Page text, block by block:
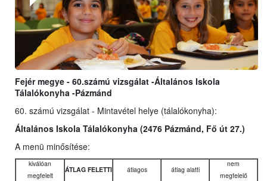
Fejér megye - 60.számú vizsgálat -Általános Iskola
Tálalókonyha -Pázmánd
60. számú vizsgálat - Mintavétel helye (tálalókonyha):
Általános Iskola Tálalókonyha (2476 Pázmánd, Fő út 27.)
A menü minősítése:
kiválóan
megfelelt
ÁTLAG FELETTI átlagos átlag alatti
nem
megfelelő